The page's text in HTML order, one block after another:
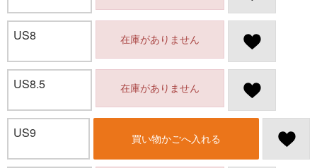
US8 在庫がありません
US8.5 在庫がありません
US9 買い物かごへ入れる